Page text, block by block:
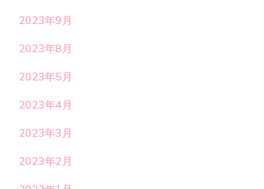
2023年9月
2023年8月
2023年5月
2023年4月
2023年3月
2023年2月